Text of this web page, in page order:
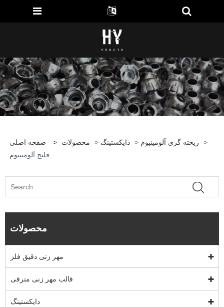
صفحه اصلی > محصولات > دایکستینگ > ریخته گری آلومینیوم
>
فلنج آلومینیوم
محصولات
مهر زنی دقیق فلز
قالب مهر زنی مترقی
دایکستینگ